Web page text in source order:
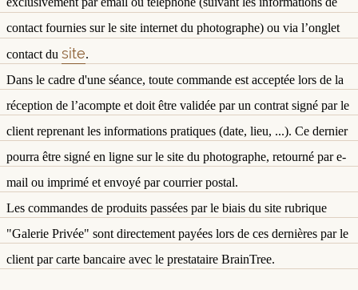
contact fournies sur le site internet du photographe) ou via l’onglet
contact du site.
Dans le cadre d'une séance, toute commande est acceptée lors de la
réception de l’acompte et doit être validée par un contrat signé par le
client reprenant les informations pratiques (date, lieu, ...). Ce dernier
pourra être signé en ligne sur le site du photographe, retourné par e-
mail ou imprimé et envoyé par courrier postal.
Les commandes de produits passées par le biais du site rubrique
"Galerie Privée" sont directement payées lors de ces dernières par le
client par carte bancaire avec le prestataire BrainTree.